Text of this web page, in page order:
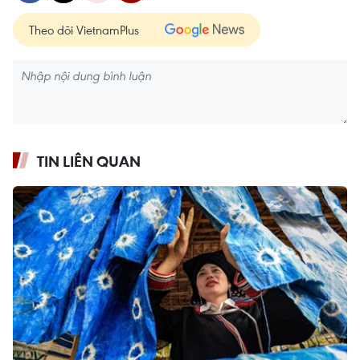
Theo dõi VietnamPlus
TIN LIÊN QUAN